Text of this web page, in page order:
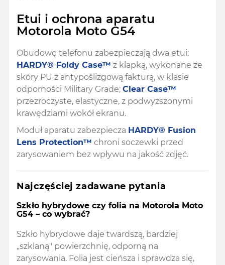
Etui i ochrona aparatu
Motorola Moto G54
Obudowę telefonu zabezpieczają dwa etui:
HARDY® Foldy Case™ z klapką, wykonane ze
skóry PU z antypoślizgową fakturą, w klasie
odporności Military Grade; Clear Case™
przezroczyste, elastyczne, z podwyższonymi
krawędziami wokół ekranu.
Moduł aparatu zabezpiecza HARDY® Fusion
Lens Protection™ chroni soczewki przed
zarysowaniem bez wpływu na jakość zdjęć.
Najczęściej zadawane pytania
Szkło hybrydowe czy folia na Motorola Moto
G54 – co wybrać?
Szkło hybrydowe daje twardszą, bardziej
„szklaną" powierzchnię, odporną na
zarysowania. Folia jest cieńsza i sprawdza się,